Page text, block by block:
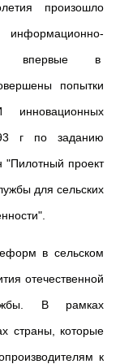
произошло
впервые в
попытки
г по заданию
"Пилотный проект
для сельских
в сельском
отечественной
В рамках
страны, которые
к